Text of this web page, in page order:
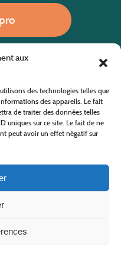
aux
des technologies telles que
des appareils. Le fait
de traiter des données telles
uniques sur ce site. Le fait de ne
peut avoir un effet négatif sur
pour le développement rural
zones rurales
Mont Lozère